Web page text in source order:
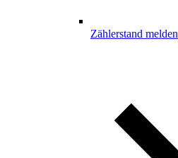
Zählerstand melden